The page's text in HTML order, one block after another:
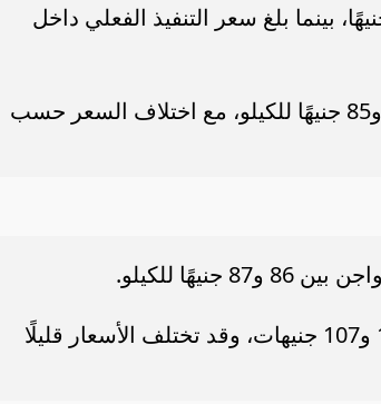
سعر كيلو الفراخ البيضاء في بورصة الدواجن 66 جنيهًا، بينما بلغ سعر التنفيذ الفعلي داخل
وتباع الفراخ البيضاء داخل محال البيع للمستهلك بين 75 و85 جنيهًا للكيلو، مع اختلاف السعر حسب
للكيلو.
ويصل متوسط سعرها للمستهلك داخل الأسواق بين 100 و107 جنيهات، وقد تختلف الأسعار قليلًا